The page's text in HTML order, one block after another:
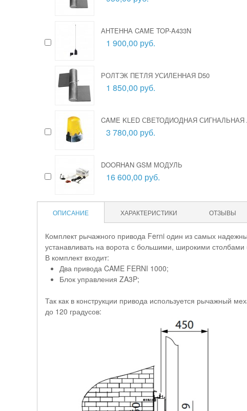
АНТЕННА CAME TOP-A433N
1 900,00 руб.
РОЛТЭК ПЕТЛЯ УСИЛЕННАЯ D50
1 850,00 руб.
CAME KLED СВЕТОДИОДНАЯ СИГНАЛЬНАЯ
3 780,00 руб.
DOORHAN GSM МОДУЛЬ
16 600,00 руб.
ОПИСАНИЕ ХАРАКТЕРИСТИКИ ОТЗЫВЫ
Комплект рычажного привода Ferni один из самых
устанавливать на ворота с большими, широкими
В комплект входит:
Два привода CAME FERNI 1000;
Блок управления ZA3P;
Так как в конструкции привода используется рычажный
до 120 градусов: